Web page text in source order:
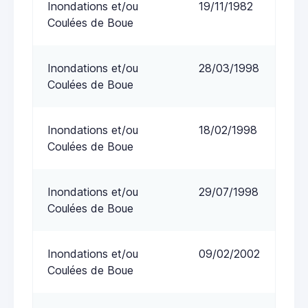
Inondations et/ou
Coulées de Boue
19/11/1982
Inondations et/ou
Coulées de Boue
28/03/1998
Inondations et/ou
Coulées de Boue
18/02/1998
Inondations et/ou
Coulées de Boue
29/07/1998
Inondations et/ou
Coulées de Boue
09/02/2002